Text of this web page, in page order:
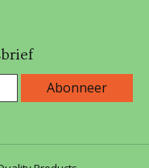
Abonneer